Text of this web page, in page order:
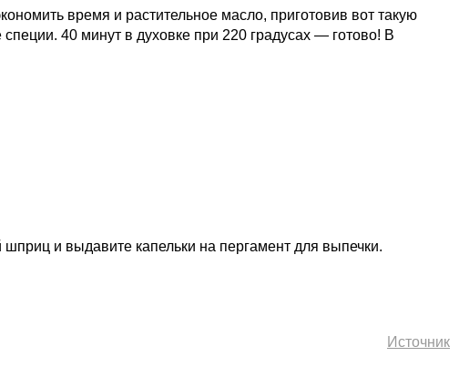
время и растительное масло, приготовив вот такую
40 минут в духовке при 220 градусах — готово! В
шприц и выдавите капельки на пергамент для выпечки.
Источник